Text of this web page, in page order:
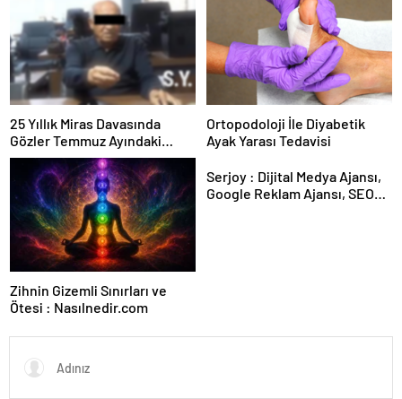
25 Yıllık Miras Davasında
Gözler Temmuz Ayındaki
Karar Duruşmasına Çevrildi
Ortopodoloji İle Diyabetik
Ayak Yarası Tedavisi
Zihnin Gizemli Sınırları ve
Ötesi : Nasılnedir.com
Serjoy : Dijital Medya Ajansı,
Google Reklam Ajansı, SEO